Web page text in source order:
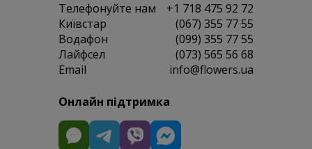
Телефонуйте нам
+1 718 475 92 72
Київстар
(067) 355 77 55
Водафон
(099) 355 77 55
Лайфсел
(073) 565 56 68
Email
info@flowers.ua
Онлайн підтримка